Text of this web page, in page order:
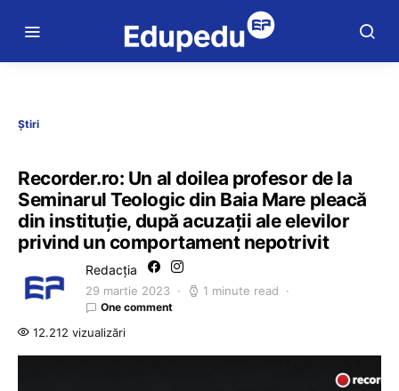
Știri
Recorder.ro: Un al doilea profesor de la
Seminarul Teologic din Baia Mare pleacă
din instituție, după acuzații ale elevilor
privind un comportament nepotrivit
Redacția
29 martie 2023 1 minute read
One comment
12.212 vizualizări